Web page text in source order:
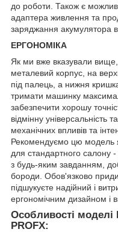
до роботи. Також є
адаптера живлення та
заряджання акумулятора
ЕРГОНОМІКА
Як ми вже вказували
металевий корпус, на
під палець, а нижня
тримати машинку
забезпечити хорошу
відмінну універсальність
механічних впливів та
Рекомендуємо цю модель
для стандартного салону
з будь-яким завданням,
бороди. Обов'язково
підшукуєте надійний і
ергономічним дизайном і
Особливості моделі
PROFX: